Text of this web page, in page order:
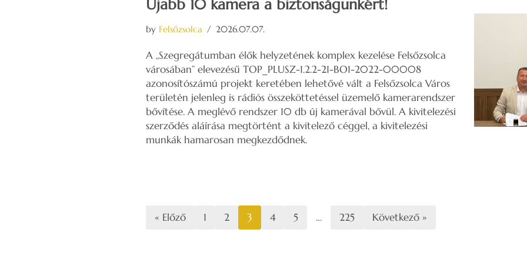
Újabb 10 kamera a biztonságunkért!
by Felsőzsolca 2026.07.07.
A „Szegregátumban élők helyzetének komplex kezelése Felsőzsolca
városában” elevezésű TOP_PLUSZ-1.2.2-21-BO1-2022-00008
azonosítószámú projekt keretében lehetővé vált a Felsőzsolca Város
területén jelenleg is rádiós összeköttetéssel üzemelő kamerarendszer
bővítése. A meglévő rendszer 10 db új kamerával bővül. A kivitelezési
szerződés aláírása megtörtént a kivitelező céggel, a kivitelezési
munkák hamarosan megkezdődnek.
« Előző 1 2 3 4 5 … 225 Következő »